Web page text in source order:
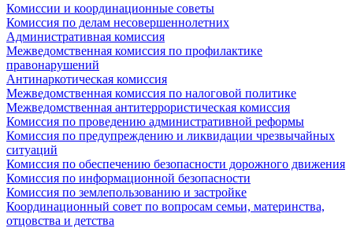
Комиссии и координационные советы
Комиссия по делам несовершеннолетних
Административная комиссия
Межведомственная комиссия по профилактике
правонарушений
Антинаркотическая комиссия
Межведомственная комиссия по налоговой политике
Межведомственная антитеррористическая комиссия
Комиссия по проведению административной реформы
Комиссия по предупреждению и ликвидации чрезвычайных
ситуаций
Комиссия по обеспечению безопасности дорожного движения
Комиссия по информационной безопасности
Комиссия по землепользованию и застройке
Координационный совет по вопросам семьи, материнства,
отцовства и детства